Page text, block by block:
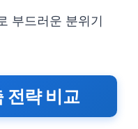
부드러운 분위기
전략 비교